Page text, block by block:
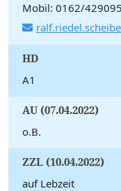
Mobil: 0162/
HD
A1
AU (07.04.2022)
o.B.
ZZL (10.04.2022)
auf Lebzeit